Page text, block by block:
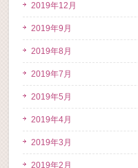
2019年12月
2019年9月
2019年8月
2019年7月
2019年5月
2019年4月
2019年3月
2019年2月